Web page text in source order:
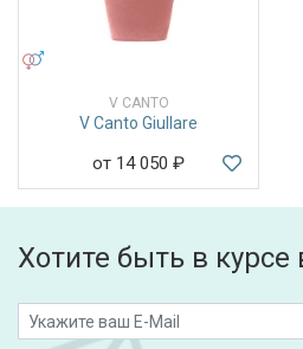
V CANTO
V Canto Giullare
от 14 050 ₽
Хотите быть в курсе